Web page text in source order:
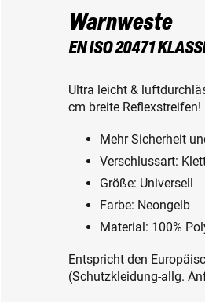
Warnweste
EN ISO 20471
Ultra leicht &
cm breite Reflexstreifen!
Mehr Sicherheit
Verschlussart:
Größe: Universell
Farbe: Neongelb
Material: 100%
Entspricht den
(Schutzkleidung-allg.